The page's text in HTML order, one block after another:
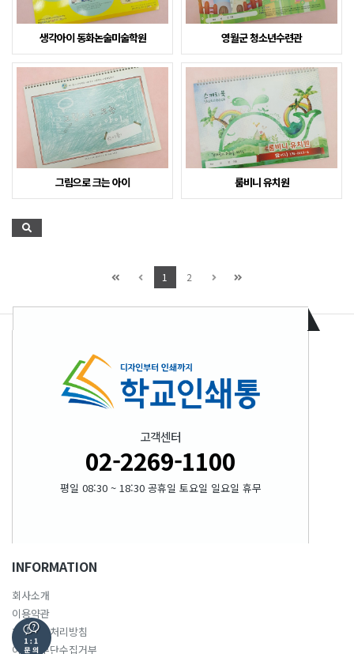
생각아이 동화논술미술학원 영월군 청소년수련관
그림으로 크는 아이 룸비니 유치원
1 2
고객센터
02-2269-1100
평일 08:30 ~ 18:30 공휴일 토요일 일요일 휴무
INFORMATION
회사소개
이용약관
개인정보처리방침
이메일무단수집거부